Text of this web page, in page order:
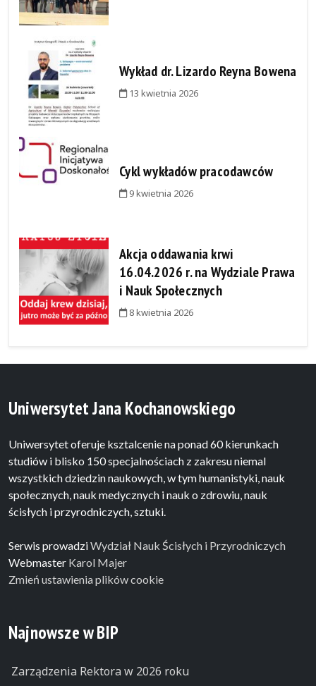
Wykład dr. Lizardo Reyna Bowena
13 kwietnia 2026
Cykl wykładów pracodawców
9 kwietnia 2026
Akcja oddawania krwi
16.04.2026 r. na Wydziale Prawa
i Nauk Społecznych
8 kwietnia 2026
Uniwersytet Jana Kochanowskiego
Uniwersytet oferuje ksztalcenie na ponad 60 kierunkach
studiów i blisko 150 specjalnościach z zakresu niemal
wszystkich dziedzin naukowych, w tym humanistyki, nauk
społecznych, nauk medycznych i nauk o zdrowiu, nauk
ścisłych i przyrodniczych, sztuki.
Serwis prowadziWydział Nauk Ścisłych i Przyrodniczych
Webmaster Karol Majer
Zmień ustawienia plików cookie
Najnowsze w BIP
Zarządzenia Rektora w 2026 roku